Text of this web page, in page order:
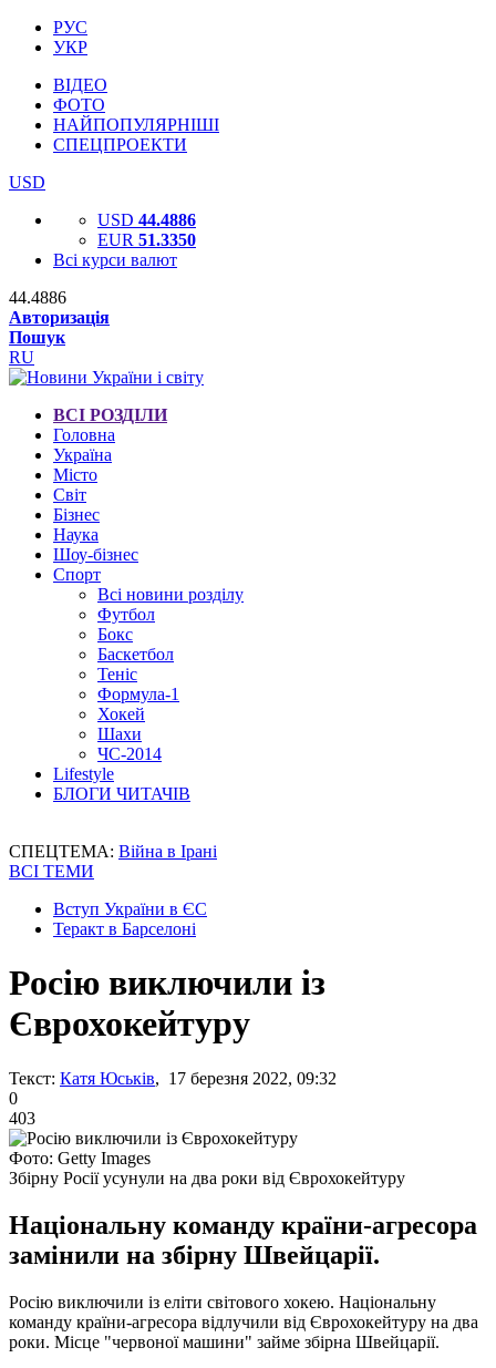
РУС
УКР
ВІДЕО
ФОТО
НАЙПОПУЛЯРНІШІ
СПЕЦПРОЕКТИ
USD
USD 44.4886
EUR 51.3350
Всі курси валют
44.4886
Авторизація
Пошук
RU
ВСІ РОЗДІЛИ
Головна
Україна
Місто
Світ
Бізнес
Наука
Шоу-бізнес
Спорт
Всі новини розділу
Футбол
Бокс
Баскетбол
Теніс
Формула-1
Хокей
Шахи
ЧС-2014
Lifestyle
БЛОГИ ЧИТАЧІВ
СПЕЦТЕМА: Війна в Ірані
ВСІ ТЕМИ
Вступ України в ЄС
Теракт в Барселоні
Росію виключили із
Єврохокейтуру
Текст: Катя Юськів, 17 березня 2022, 09:32
0
403
Фото: Getty Images
Збірну Росії усунули на два роки від Єврохокейтуру
Національну команду країни-агресора
замінили на збірну Швейцарії.
Росію виключили із еліти світового хокею. Національну
команду країни-агресора відлучили від Єврохокейтуру на два
роки. Місце "червоної машини" займе збірна Швейцарії.